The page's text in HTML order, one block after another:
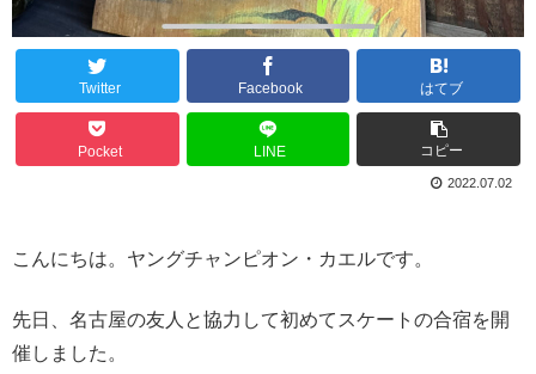
Twitter Facebook はてブ
Pocket LINE コピー
2022.07.02
こんにちは。ヤングチャンピオン・カエルです。
先日、名古屋の友人と協力して初めてスケートの合宿を開
催しました。